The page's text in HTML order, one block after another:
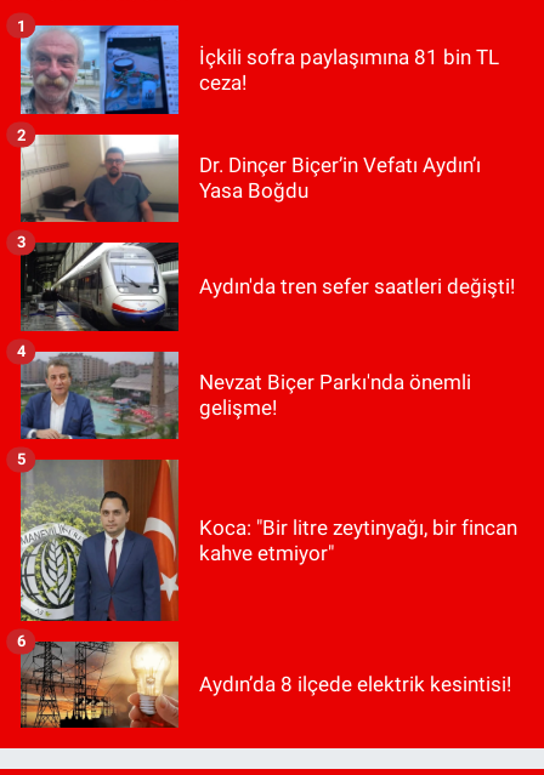
İçkili sofra paylaşımına 81 bin TL
ceza!
1
Dr. Dinçer Biçer’in Vefatı Aydın’ı
Yasa Boğdu
2
Aydın'da tren sefer saatleri değişti!
3
Nevzat Biçer Parkı'nda önemli
gelişme!
4
Koca: "Bir litre zeytinyağı, bir fincan
kahve etmiyor"
5
Aydın’da 8 ilçede elektrik kesintisi!
6